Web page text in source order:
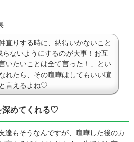
直りする時に、納得いかないこと
らないようにするのが大事！お互
いたいことは全て言った！」とい
れたら、その喧嘩はしてもいい喧
言えるよね♡
深めてくれる♡
達もそうなんですが、喧嘩した後のカ